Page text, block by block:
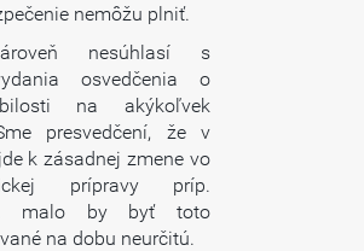
nemôžu plniť.
nesúhlasí s
osvedčenia o
na akýkoľvek
presvedčení, že v
k zásadnej zmene vo
prípravy príp.
malo by byť toto
na dobu neurčitú.